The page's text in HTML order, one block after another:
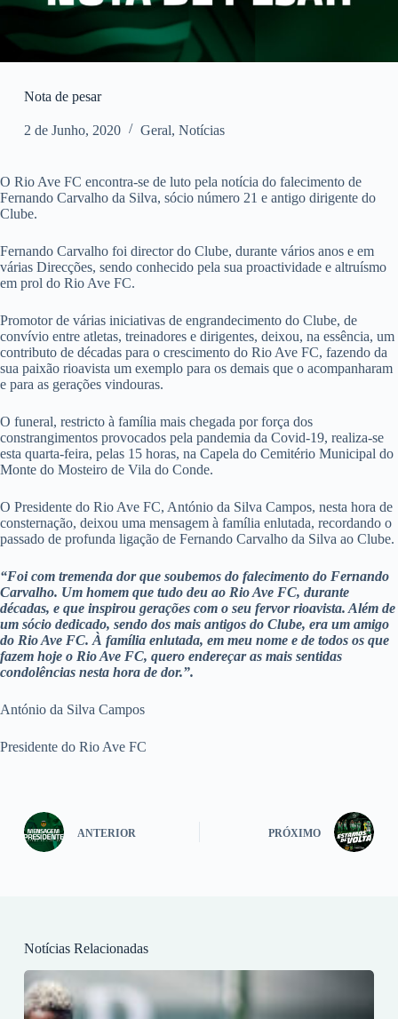
Nota de pesar
2 de Junho, 2020 Geral, Notícias
O Rio Ave FC encontra-se de luto pela notícia do falecimento de
Fernando Carvalho da Silva, sócio número 21 e antigo dirigente do
Clube.
Fernando Carvalho foi director do Clube, durante vários anos e em
várias Direcções, sendo conhecido pela sua proactividade e altruísmo
em prol do Rio Ave FC.
Promotor de várias iniciativas de engrandecimento do Clube, de
convívio entre atletas, treinadores e dirigentes, deixou, na essência, um
contributo de décadas para o crescimento do Rio Ave FC, fazendo da
sua paixão rioavista um exemplo para os demais que o acompanharam
e para as gerações vindouras.
O funeral, restricto à família mais chegada por força dos
constrangimentos provocados pela pandemia da Covid-19, realiza-se
esta quarta-feira, pelas 15 horas, na Capela do Cemitério Municipal do
Monte do Mosteiro de Vila do Conde.
O Presidente do Rio Ave FC, António da Silva Campos, nesta hora de
consternação, deixou uma mensagem à família enlutada, recordando o
passado de profunda ligação de Fernando Carvalho da Silva ao Clube.
“Foi com tremenda dor que soubemos do falecimento do Fernando
Carvalho. Um homem que tudo deu ao Rio Ave FC, durante
décadas, e que inspirou gerações com o seu fervor rioavista. Além de
um sócio dedicado, sendo dos mais antigos do Clube, era um amigo
do Rio Ave FC. À família enlutada, em meu nome e de todos os que
fazem hoje o Rio Ave FC, quero endereçar as mais sentidas
condolências nesta hora de dor.”.
António da Silva Campos
Presidente do Rio Ave FC
ANTERIOR PRÓXIMO
Notícias Relacionadas